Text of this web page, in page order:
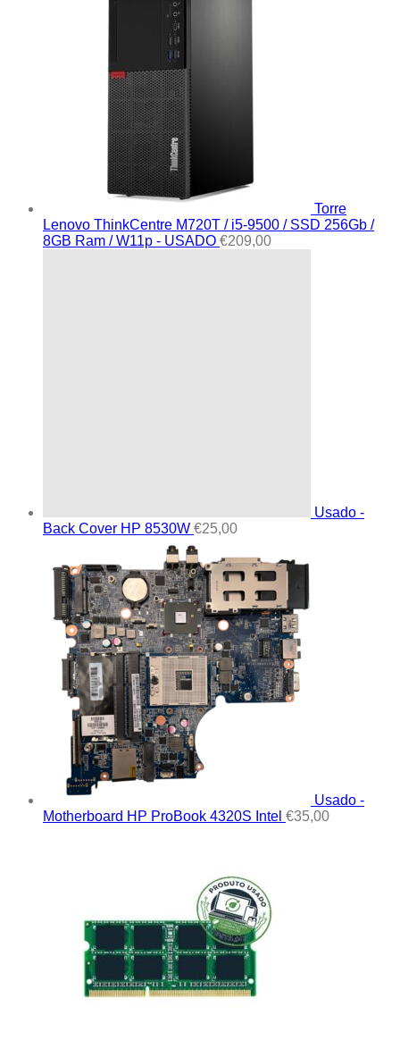
Torre
Lenovo ThinkCentre M720T / i5-9500 / SSD 256Gb /
8GB Ram / W11p - USADO €209,00
Usado -
Back Cover HP 8530W €25,00
Usado -
Motherboard HP ProBook 4320S Intel €35,00